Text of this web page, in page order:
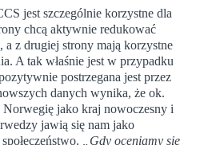
jest szczególnie korzystne dla
chcą aktywnie redukować
z drugiej strony mają korzystne
A tak właśnie jest w przypadku
postrzegana jest przez
danych wynika, że ok.
Norwegię jako kraj nowoczesny i
jawią się nam jako
„Gdy oceniamy się